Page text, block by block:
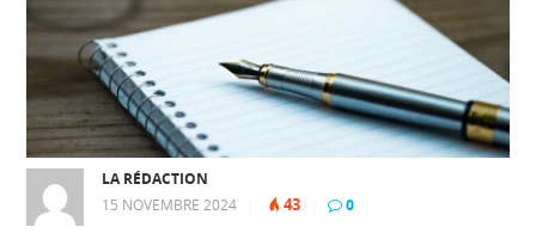
LA RÉDACTION
15 NOVEMBRE 2024
43 0